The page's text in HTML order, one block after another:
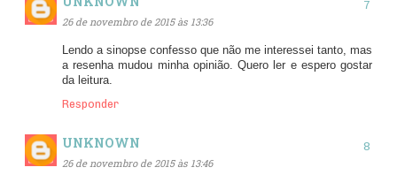
26 de novembro de 2015 às 13:36
Lendo a sinopse confesso que não me interessei tanto, mas
a resenha mudou minha opinião. Quero ler e espero gostar
da leitura.
Responder
UNKNOWN
26 de novembro de 2015 às 13:46